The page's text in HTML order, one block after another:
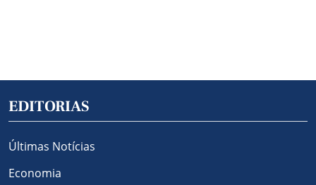
EDITORIAS
Últimas Notícias
Economia